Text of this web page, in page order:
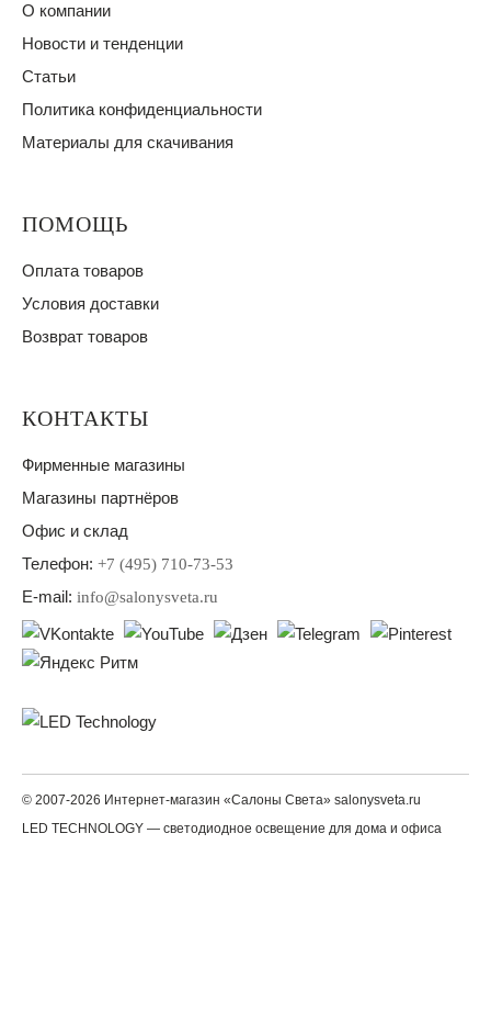
О компании
Новости и тенденции
Статьи
Политика конфиденциальности
Материалы для скачивания
ПОМОЩЬ
Оплата товаров
Условия доставки
Возврат товаров
КОНТАКТЫ
Фирменные магазины
Магазины партнёров
Офис и склад
Телефон: +7 (495) 710-73-53
E-mail: info@salonysveta.ru
© 2007-2026 Интернет-магазин «Салоны Света» salonysveta.ru
LED TECHNOLOGY — светодиодное освещение для дома и офиса